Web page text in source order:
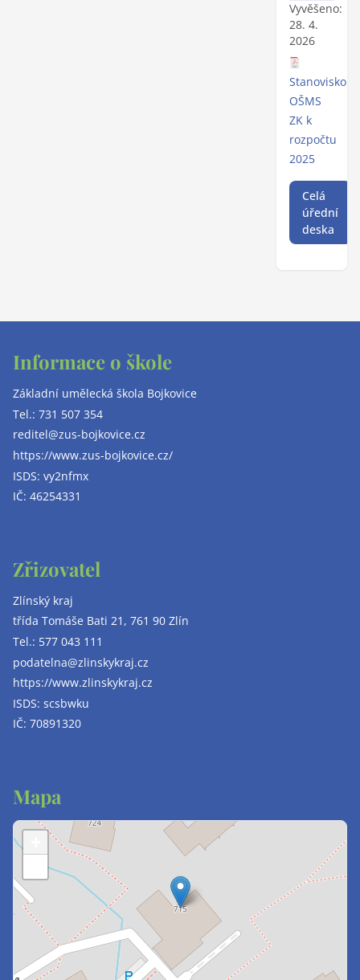
Vyvěšeno:
28. 4.
2026
Stanovisko
OŠMS
ZK k
rozpočtu
2025
Celá
úřední
deska
Informace o škole
Základní umělecká škola Bojkovice
Tel.: 731 507 354
reditel@zus-bojkovice.cz
https://www.zus-bojkovice.cz/
ISDS: vy2nfmx
IČ: 46254331
Zřizovatel
Zlínský kraj
třída Tomáše Bati 21, 761 90 Zlín
Tel.: 577 043 111
podatelna@zlinskykraj.cz
https://www.zlinskykraj.cz
ISDS: scsbwku
IČ: 70891320
Mapa